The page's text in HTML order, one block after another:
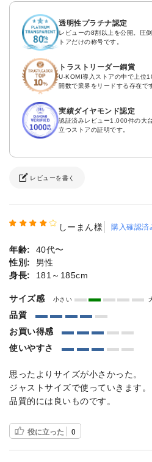
透明性プラチナ認定
レビューの8割以上を公開。圧
トアだけの称号です。
トラストリーダー銅賞
U-KOMI導入ストアの中で上位
開数で業界をリードする存在で
実績ダイヤモンド認定
認証済みレビュー1,000件の大
立つストアの証明です。
レビューを書く
しーまん様 購入確認済
年齢:
40代〜
性別:
男性
身長:
181～185cm
サイズ感 小さい
品質
お買い得感
使いやすさ
思ったよりサイズが小さかった。
ジャストサイズで使っていきます。
品質的には良いものです。
役に立った 0